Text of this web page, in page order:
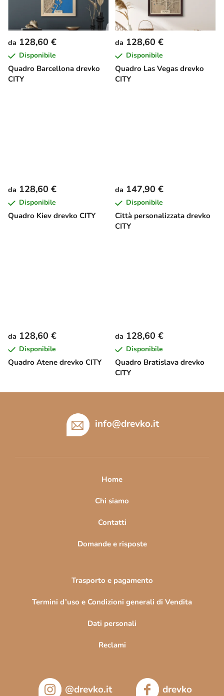
Quadro Barcellona drevko
CITY
da 128,60 €
Disponibile
Quadro Las Vegas drevko
CITY
da 128,60 €
Disponibile
Quadro Kiev drevko CITY
da 128,60 €
Disponibile
Città personalizzata drevko
CITY
da 147,90 €
Disponibile
Quadro Atene drevko CITY
da 128,60 €
Disponibile
Quadro Bratislava drevko
CITY
da 128,60 €
Disponibile
info@drevko.it
Home
Chi siamo
Contatti
Domande e risposte
Trasporto e pagamento
Termini d’uso e Condizioni generali di Vendita
Dati personali
Reclami
@drevko.it drevko